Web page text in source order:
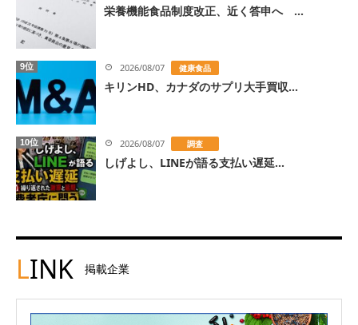
栄養機能食品制度改正、近く答申へ ...
9位 2026/08/07 健康食品
キリンHD、カナダのサプリ大手買収...
10位 2026/08/07 調査
しげよし、LINEが語る支払い遅延...
LINK 掲載企業